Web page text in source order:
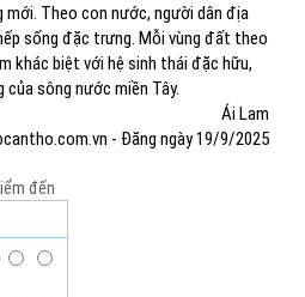
mới. Theo con nước, người dân địa
sống đặc trưng. Mỗi vùng đất theo
khác biệt với hệ sinh thái đặc hữu,
sông nước miền Tây.
Ái Lam
- Đăng ngày 19/9/2025
đến